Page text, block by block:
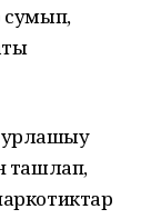
сумып,
урлашыу
ташлап,